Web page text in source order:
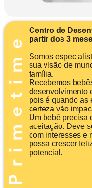
Centro de
partir dos 3
Somos
sua visão de
família.
Recebemos
desenvolvimento
pois é quando as
certeza vão
Um bebê precisa
aceitação. Deve
com interesses e
possa crescer
potencial.